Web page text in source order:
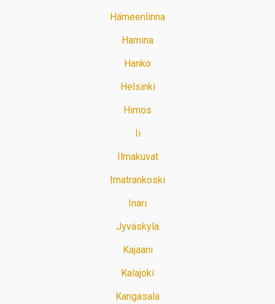
Hämeenlinna
Hamina
Hanko
Helsinki
Himos
Ii
Ilmakuvat
Imatrankoski
Inari
Jyväskylä
Kajaani
Kalajoki
Kangasala